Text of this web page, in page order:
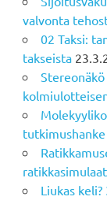
valvonta
02 Taksi:
takseista
tutkimushanke
Liukas